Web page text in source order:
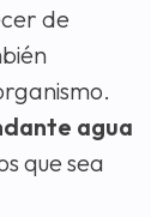
de
agua
que sea